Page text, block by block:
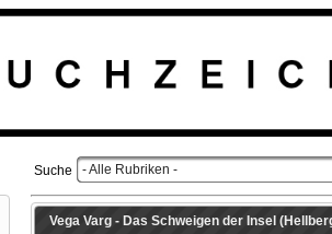
Suche - Alle Rubriken -
Vega Varg - Das Schweigen der Insel